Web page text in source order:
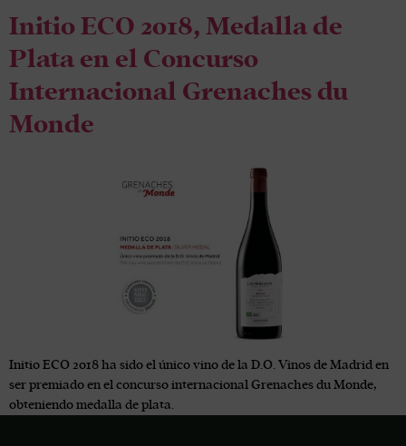
Initio ECO 2018, Medalla de
Plata en el Concurso
Internacional Grenaches du
Monde
Initio ECO 2018 ha sido el único vino de la D.O. Vinos de Madrid en
ser premiado en el concurso internacional Grenaches du Monde,
obteniendo medalla de plata.